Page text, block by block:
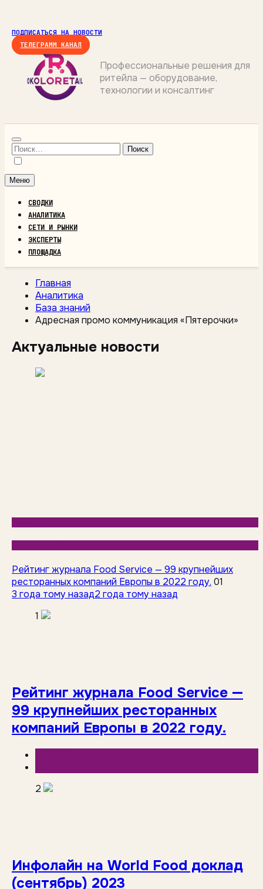
содержимому
ПОДПИСАТЬСЯ НА НОВОСТИ
ТЕЛЕГРАММ КАНАЛ
ОКОЛОРИТЕЙЛ
Профессиональные решения для
ритейла — оборудование,
технологии и консалтинг
Найти:
Меню
СВОДКИ
АНАЛИТИКА
СЕТИ И РЫНКИ
ЭКСПЕРТЫ
ПЛОЩАДКА
Главная
Аналитика
База знаний
Адресная промо коммуникация «Пятерочки»
Актуальные новости
Рейтинг журнала Food Service — 99 крупнейших
ресторанных компаний Европы в 2022 году. 01
3 года тому назад2 года тому назад
1
Рейтинг журнала Food Service —
99 крупнейших ресторанных
компаний Европы в 2022 году.
2
Инфолайн на World Food доклад
(сентябрь) 2023